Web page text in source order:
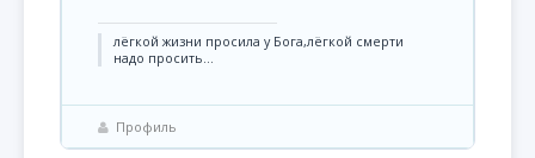
лёгкой жизни просила у Бога,лёгкой смерти
надо просить...
Профиль